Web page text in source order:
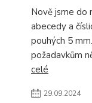
Nově jsme do
abecedy a
pouhých 5
požadavkům
celé
29.09.2024